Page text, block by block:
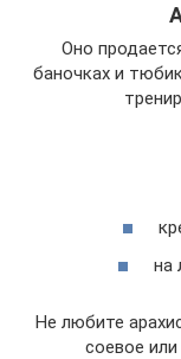
Оно
баночках и
на
Не любите
соевое